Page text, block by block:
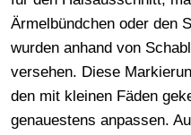
Ärmelbündchen oder den
wurden anhand von
versehen. Diese
den mit kleinen Fäden
genauestens anpassen.